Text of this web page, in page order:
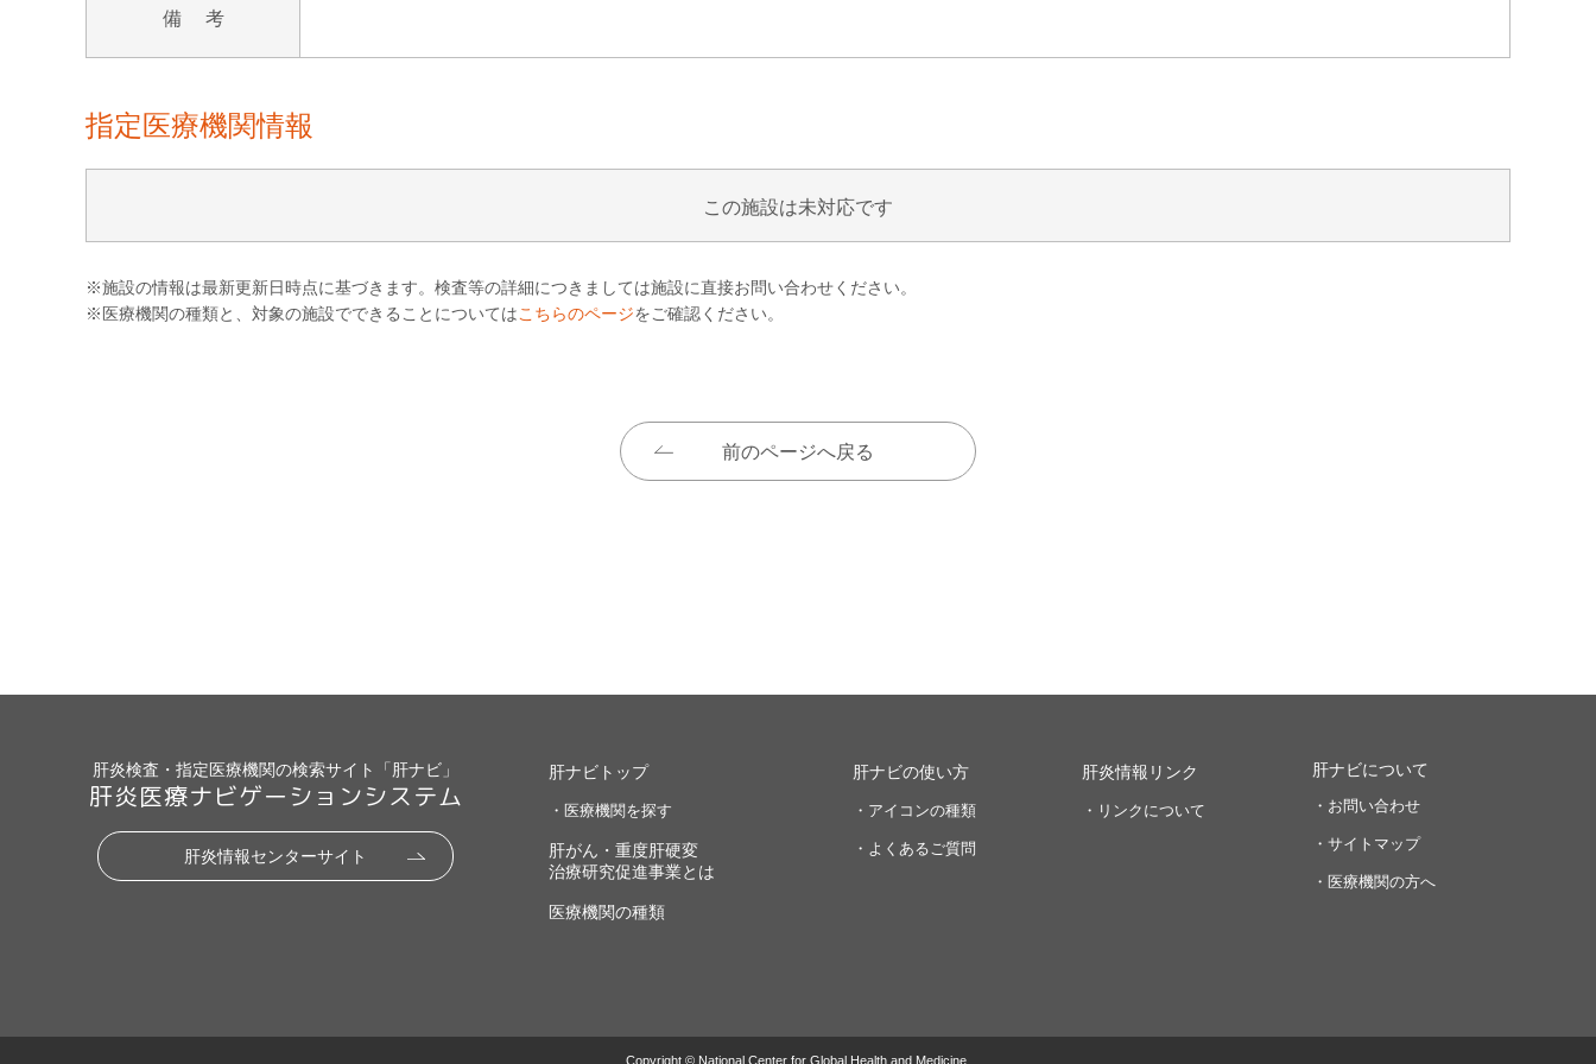
備 考
指定医療機関情報
この施設は未対応です
※施設の情報は最新更新日時点に基づきます。検査等の詳細につきましては施設に直接お問い合わせください。
※医療機関の種類と、対象の施設でできることについてはこちらのページをご確認ください。
前のページへ戻る
肝炎検査・指定医療機関の検索サイト「肝ナビ」
肝炎医療ナビゲーションシステム
肝炎情報センターサイト
肝ナビトップ
・医療機関を探す
肝がん・重度肝硬変
治療研究促進事業とは
医療機関の種類
肝ナビの使い方
・アイコンの種類
・よくあるご質問
肝炎情報リンク
・リンクについて
肝ナビについて
・お問い合わせ
・サイトマップ
・医療機関の方へ
Copyright © National Center for Global Health and Medicine.